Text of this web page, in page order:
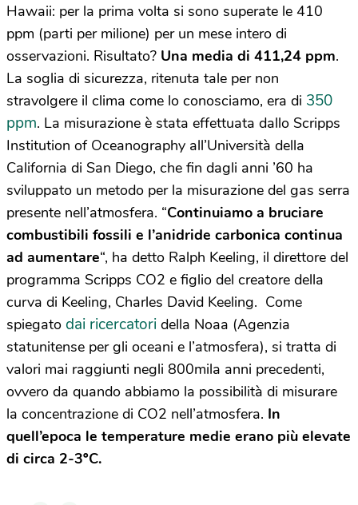
Hawaii: per la prima volta si sono superate le 410
ppm (parti per milione) per un mese intero di
osservazioni. Risultato? Una media di 411,24 ppm.
La soglia di sicurezza, ritenuta tale per non
stravolgere il clima come lo conosciamo, era di 350
ppm. La misurazione è stata effettuata dallo Scripps
Institution of Oceanography all’Università della
California di San Diego, che fin dagli anni ’60 ha
sviluppato un metodo per la misurazione del gas serra
presente nell’atmosfera. “Continuiamo a bruciare
combustibili fossili e l’anidride carbonica continua
ad aumentare“, ha detto Ralph Keeling, il direttore del
programma Scripps CO2 e figlio del creatore della
curva di Keeling, Charles David Keeling. Come
spiegato dai ricercatori della Noaa (Agenzia
statunitense per gli oceani e l’atmosfera), si tratta di
valori mai raggiunti negli 800mila anni precedenti,
ovvero da quando abbiamo la possibilità di misurare
la concentrazione di CO2 nell’atmosfera. In
quell’epoca le temperature medie erano più elevate
di circa 2-3ºC.